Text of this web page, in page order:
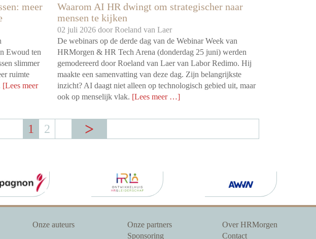
meer
Ewoud ten
slimmer
ruimte
[Lees meer
Waarom AI HR dwingt om strategischer naar
mensen te kijken
02 juli 2026 door Roeland van Laer
De webinars op de derde dag van de Webinar Week van
HRMorgen & HR Tech Arena (donderdag 25 juni) werden
gemodereerd door Roeland van Laer van Labor Redimo. Hij
maakte een samenvatting van deze dag. Zijn belangrijkste
inzicht? AI daagt niet alleen op technologisch gebied uit, maar
ook op menselijk vlak. [Lees meer …]
1 2
Onze auteurs
Onze partners
Sponsoring
Over HRMorgen
Contact